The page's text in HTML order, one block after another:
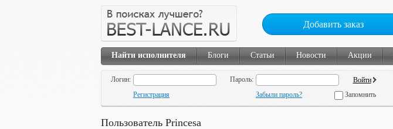
Добавить заказ
Найти исполнителя Блоги Статьи Новости Акции
Логин:
Пароль:
Регистрация
Забыли пароль? Запомнить
Пользователь Princesa